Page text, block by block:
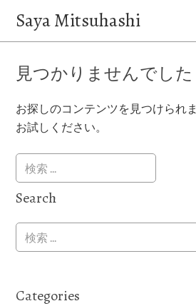
Saya Mitsuhashi
見つかりませんでした
お探しのコンテンツを見つけられ
お試しください。
Search
Categories